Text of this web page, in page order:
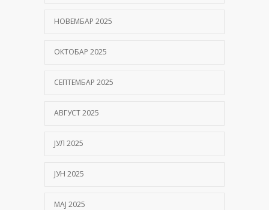
НОВЕМБАР 2025
ОКТОБАР 2025
СЕПТЕМБАР 2025
АВГУСТ 2025
ЈУЛ 2025
ЈУН 2025
МАЈ 2025